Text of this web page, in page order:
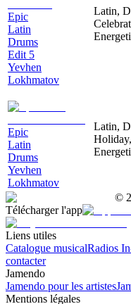
Epic
Latin
Drums
Edit 5
Yevhen
Lokhmatov
Latin,
Epic
Latin
Drums
Yevhen
Lokhmatov
Latin,
©
Télécharger l'app
Liens utiles
Catalogue musicalRadios
contacter
Jamendo
Jamendo pour les artistes
Mentions légales